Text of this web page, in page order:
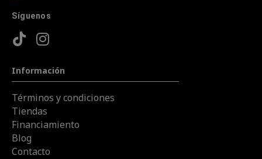
Síguenos
Información
Términos y condiciones
Tiendas
Financiamiento
Blog
Contacto